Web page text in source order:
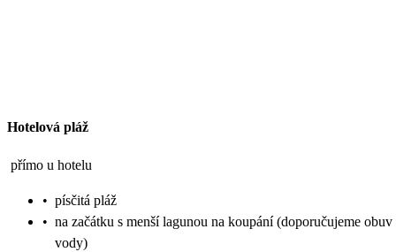
Hotelová pláž
přímo u hotelu
• písčitá pláž
• na začátku s menší lagunou na koupání (doporučujeme obuv
vody)